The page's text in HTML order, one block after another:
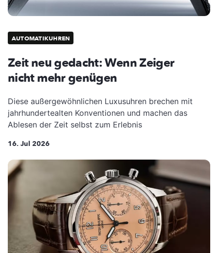
AUTOMATIKUHREN
Zeit neu gedacht: Wenn Zeiger
nicht mehr genügen
Diese außergewöhnlichen Luxusuhren brechen mit
jahrhundertealten Konventionen und machen das
Ablesen der Zeit selbst zum Erlebnis
16. Jul 2026